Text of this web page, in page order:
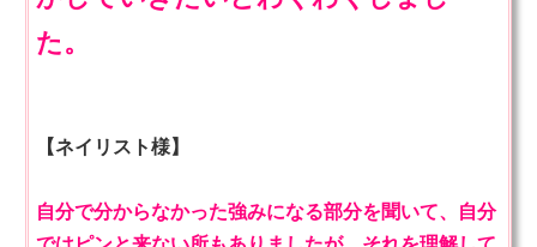
た。
【ネイリスト様】
自分で分からなかった強みになる部分を聞いて、自分